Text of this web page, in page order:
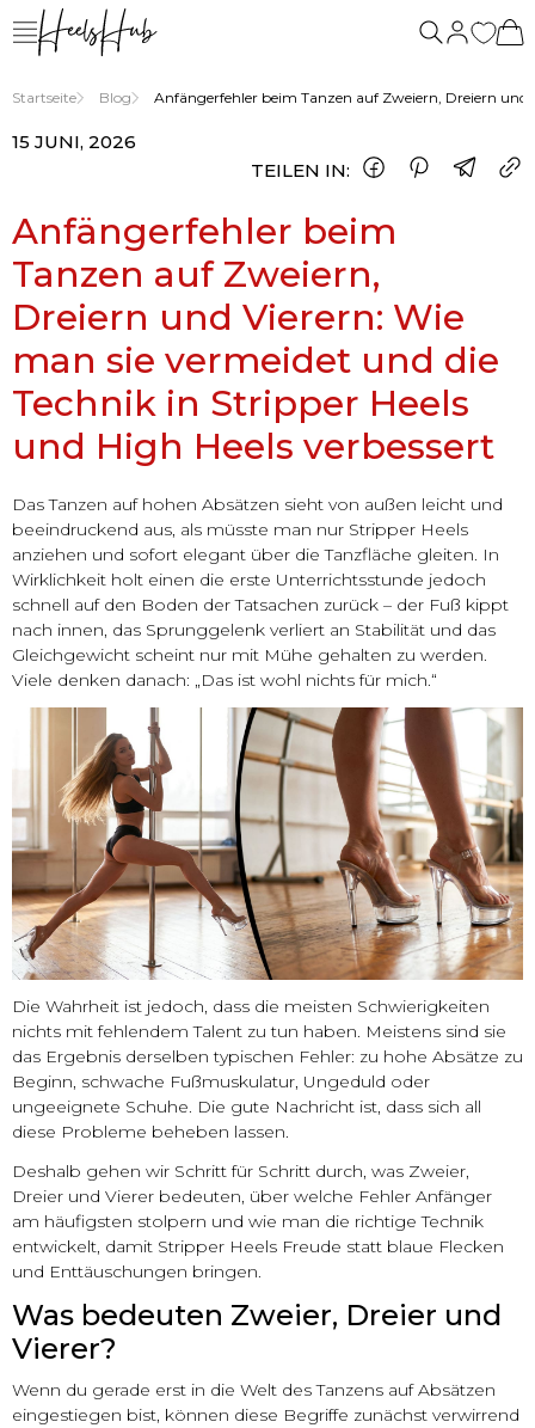
Startseite Blog Anfängerfehler beim Tanzen auf Zweiern, Dreiern und
15 JUNI, 2026
TEILEN IN:
Anfängerfehler beim
Tanzen auf Zweiern,
Dreiern und Vierern: Wie
man sie vermeidet und die
Technik in Stripper Heels
und High Heels verbessert
Das Tanzen auf hohen Absätzen sieht von außen leicht und
beeindruckend aus, als müsste man nur Stripper Heels
anziehen und sofort elegant über die Tanzfläche gleiten. In
Wirklichkeit holt einen die erste Unterrichtsstunde jedoch
schnell auf den Boden der Tatsachen zurück – der Fuß kippt
nach innen, das Sprunggelenk verliert an Stabilität und das
Gleichgewicht scheint nur mit Mühe gehalten zu werden.
Viele denken danach: „Das ist wohl nichts für mich.“
Die Wahrheit ist jedoch, dass die meisten Schwierigkeiten
nichts mit fehlendem Talent zu tun haben. Meistens sind sie
das Ergebnis derselben typischen Fehler: zu hohe Absätze zu
Beginn, schwache Fußmuskulatur, Ungeduld oder
ungeeignete Schuhe. Die gute Nachricht ist, dass sich all
diese Probleme beheben lassen.
Deshalb gehen wir Schritt für Schritt durch, was Zweier,
Dreier und Vierer bedeuten, über welche Fehler Anfänger
am häufigsten stolpern und wie man die richtige Technik
entwickelt, damit Stripper Heels Freude statt blaue Flecken
und Enttäuschungen bringen.
Was bedeuten Zweier, Dreier und
Vierer?
Wenn du gerade erst in die Welt des Tanzens auf Absätzen
eingestiegen bist, können diese Begriffe zunächst verwirrend